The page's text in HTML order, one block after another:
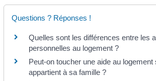
Questions ? Réponses !
Quelles sont les différences entre les
personnelles au logement ?
Peut-on toucher une aide au logement
appartient à sa famille ?